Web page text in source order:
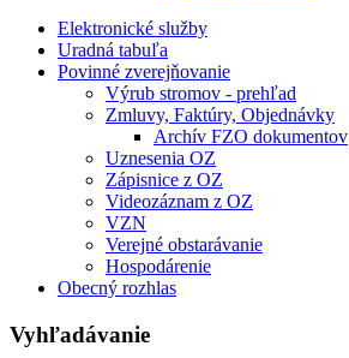
Elektronické služby
Uradná tabuľa
Povinné zverejňovanie
Výrub stromov - prehľad
Zmluvy, Faktúry, Objednávky
Archív FZO dokumentov
Uznesenia OZ
Zápisnice z OZ
Videozáznam z OZ
VZN
Verejné obstarávanie
Hospodárenie
Obecný rozhlas
Vyhľadávanie